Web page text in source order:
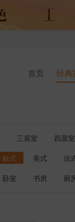
首页 经典
三居室
四居室
欧式 美式
法
卧室 书房 厨